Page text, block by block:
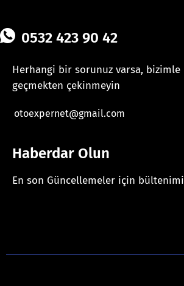
0532 423 90 42
Herhangi bir sorunuz varsa,
geçmekten çekinmeyin
otoexpernet@gmail.com
Haberdar Olun
En son Güncellemeler için